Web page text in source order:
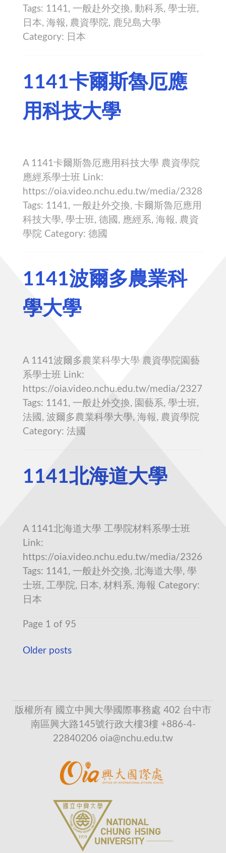
Tags: 1141, 一般赴外交換, 動科系, 學士班,
日本, 海報, 農資學院, 鹿兒島大學
Category: 日本
1141卡爾斯魯厄應
用科技大學
A 1141卡爾斯魯厄應用科技大學 農資學院
應經系學士班 Link:
https://oia.video.nchu.edu.tw/media/2328
Tags: 1141, 一般赴外交換, 卡爾斯魯厄應用
科技大學, 學士班, 德國, 應經系, 海報, 農資
學院 Category: 德國
1141波爾多農業科
學大學
A 1141波爾多農業科學大學 農資學院園藝
系學士班 Link:
https://oia.video.nchu.edu.tw/media/2327
Tags: 1141, 一般赴外交換, 園藝系, 學士班,
法國, 波爾多農業科學大學, 海報, 農資學院
Category: 法國
1141北海道大學
A 1141北海道大學 工學院材料系學士班
Link:
https://oia.video.nchu.edu.tw/media/2326
Tags: 1141, 一般赴外交換, 北海道大學, 學
士班, 工學院, 日本, 材料系, 海報 Category:
日本
Page 1 of 95
Older posts
版權所有 國立中興大學國際事務處 402 台中市
南區興大路145號行政大樓3樓 +886-4-
22840206 oia@nchu.edu.tw